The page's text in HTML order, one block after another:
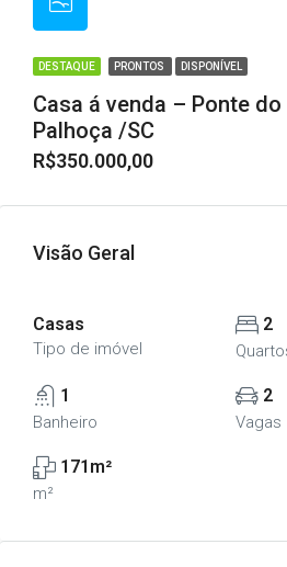
DESTAQUE PRONTOS DISPONÍVEL
Casa á venda – Ponte
Palhoça /SC
R$350.000,00
Visão Geral
Casas
Tipo de imóvel
2
1
Banheiro
2
Vagas
171m²
m²